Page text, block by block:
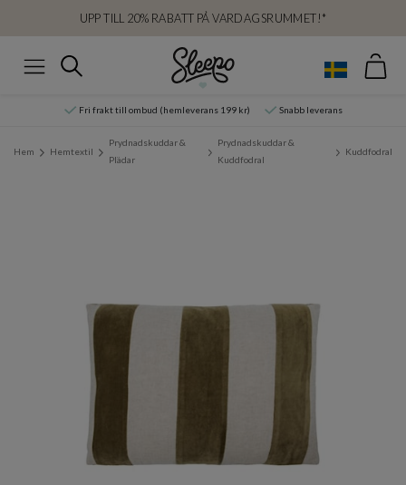
UPP TILL 20% RABATT PÅ VARDAGSRUMMET!*
Sök
Fri frakt till ombud (hemleverans 199 kr) Snabb leverans
Hem Hemtextil
Prydnadskuddar &
Plädar
Prydnadskuddar &
Kuddfodral
Kuddfodral